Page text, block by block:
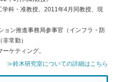
科・准教授。2011年4月同教授、現
ョン推進事務局参事官（インフラ・防
常勤）
ケティング。
≫鈴木研究室についての詳細はこちら